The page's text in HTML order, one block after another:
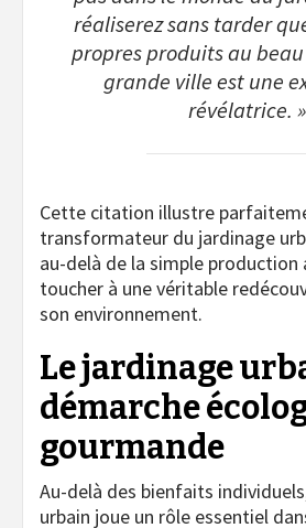
réaliserez sans tarder
propres produits au
grande ville est une
révélatrice. »
Cette citation illustre
transformateur du jardinage
au-delà de la simple
toucher à une véritable
son environnement.
Le jardinage
démarche
gourmande
Au-delà des bienfaits
urbain joue un rôle essentiel